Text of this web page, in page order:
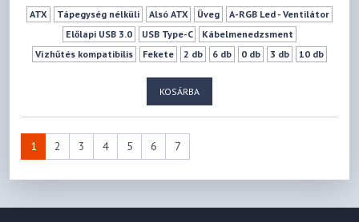
ATX Tápegység nélküli Alsó ATX Üveg
A-RGB Led - Ventilátor
Előlapi USB 3.0
USB Type-C
Kábelmenedzsment
Vízhűtés kompatibilis
Fekete 2 db 6 db 0 db 3 db
10 db
KOSÁRBA
1 2 3 4 5 6 7